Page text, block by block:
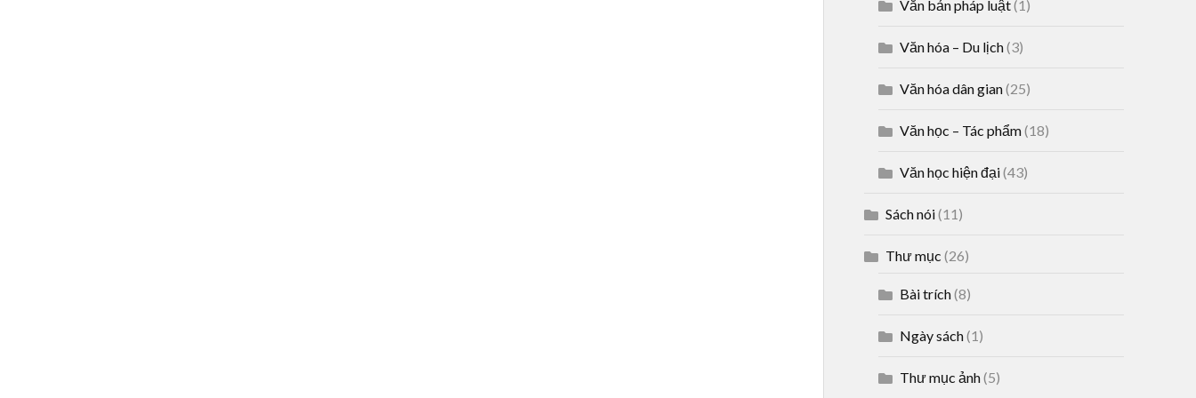
Văn bản pháp luật(1)
Văn hóa – Du lịch(3)
Văn hóa dân gian(25)
Văn học – Tác phẩm(18)
Văn học hiện đại(43)
Sách nói(11)
Thư mục (26)
Bài trích(8)
Ngày sách(1)
Thư mục ảnh(5)